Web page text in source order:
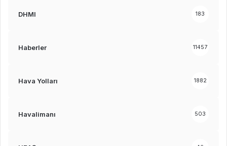
DHMI 183
Haberler 11457
Hava Yolları 1882
Havalimanı 503